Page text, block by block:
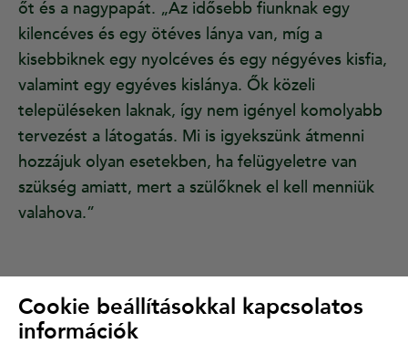
őt és a nagypapát. „Az idősebb fiunknak egy
kilencéves és egy ötéves lánya van, míg a
kisebbiknek egy nyolcéves és egy négyéves kisfia,
valamint egy egyéves kislánya. Ők közeli
településeken laknak, így nem igényel komolyabb
tervezést a látogatás. Mi is igyekszünk átmenni
hozzájuk olyan esetekben, ha felügyeletre van
szükség amiatt, mert a szülőknek el kell menniük
valahova.”
Cookie beállításokkal kapcsolatos
információk